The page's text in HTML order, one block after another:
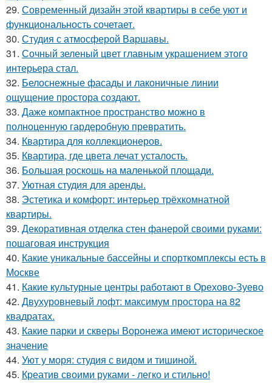
29. Современный дизайн этой квартиры в себе уют и
функциональность сочетает.
30. Студия с атмосферой Варшавы.
31. Сочный зеленый цвет главным украшением этого
интерьера стал.
32. Белоснежные фасады и лаконичные линии
ощущение простора создают.
33. Даже компактное пространство можно в
полноценную гардеробную превратить.
34. Квартира для коллекционеров.
35. Квартира, где цвета лечат усталость.
36. Большая роскошь на маленькой площади.
37. Уютная студия для аренды.
38. Эстетика и комфорт: интерьер трёхкомнатной
квартиры.
39. Декоративная отделка стен фанерой своими руками:
пошаговая инструкция
40. Какие уникальные бассейны и спорткомплексы есть в
Москве
41. Какие культурные центры работают в Орехово-Зуево
42. Двухуровневый лофт: максимум простора на 82
квадратах.
43. Какие парки и скверы Воронежа имеют историческое
значение
44. Уют у моря: студия с видом и тишиной.
45. Креатив своими руками - легко и стильно!